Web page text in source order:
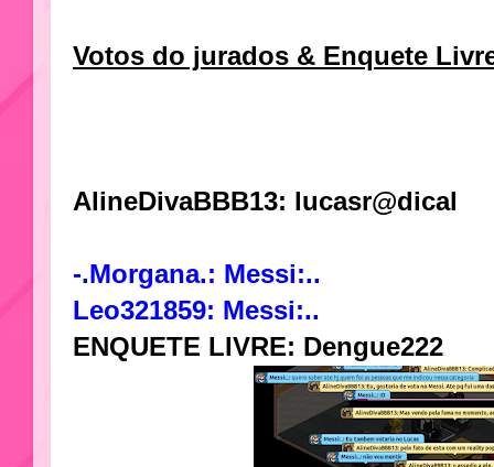
Votos do jurados & Enquete
AlineDivaBBB13: lucasr@dical
-.Morgana.: Messi:..
Leo321859: Messi:..
ENQUETE LIVRE: Dengue222